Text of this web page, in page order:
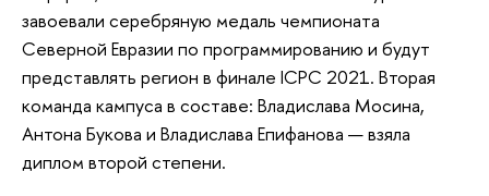
завоевали серебряную медаль чемпионата
Северной Евразии по программированию и будут
представлять регион в финале ICPC 2021. Вторая
команда кампуса в составе: Владислава Мосина,
Антона Букова и Владислава Епифанова — взяла
диплом второй степени.